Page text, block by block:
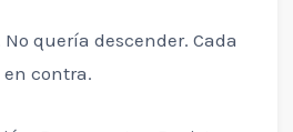
quería descender. Cada
contra.